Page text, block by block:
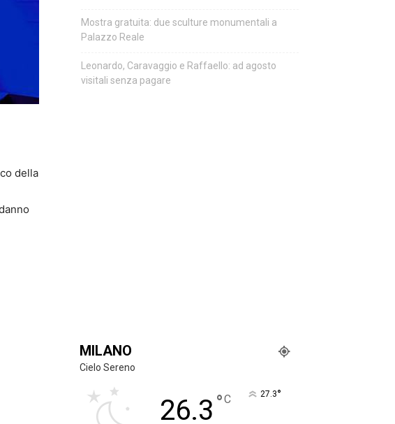
della
Mostra gratuita: due sculture monumentali a
Palazzo Reale
Leonardo, Caravaggio e Raffaello: ad agosto
visitali senza pagare
MILANO
Cielo Sereno
26.3 °C 27.3°